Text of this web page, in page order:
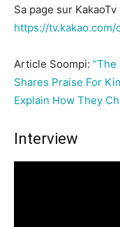
Sa page sur
https://
Article Soompi: “The
Shares Praise For
Explain How They
Interview